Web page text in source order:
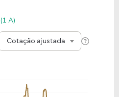
(1 A)
Cotação ajustada